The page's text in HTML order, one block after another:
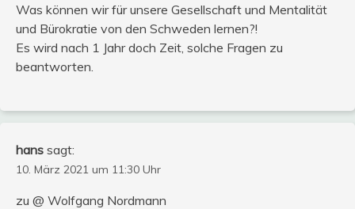
Was können wir für unsere Gesellschaft und Mentalität
und Bürokratie von den Schweden lernen?!
Es wird nach 1 Jahr doch Zeit, solche Fragen zu
beantworten.
hans sagt:
10. März 2021 um 11:30 Uhr
zu @ Wolfgang Nordmann